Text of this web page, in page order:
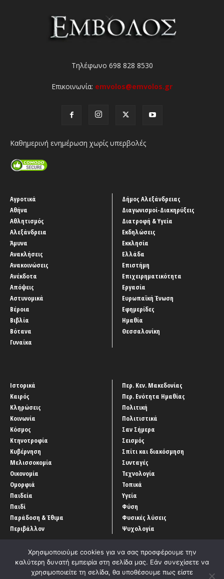
Τηλέφωνο 698 828 8530
Επικοινωνία: emvolos@emvolos.gr
Καθημερινή ενημέρωση χωρίς υπερβολές
Αγροτικά
Αθήνα
Αθλητισμός
Αλεξάνδρεια
Άμυνα
Ανακλήσεις
Ανακοινώσεις
Ανέκδοτα
Απόψεις
Αστυνομικά
Βέροια
Βιβλία
Βότανα
Γυναίκα
Δήμος Αλεξάνδρειας
Διαγωνισμοί-Διακηρύξεις
Διατροφή & Υγεία
Εκδηλώσεις
Εκκλησία
Ελλάδα
Επιστήμη
Επιχειρηματικότητα
Εργασία
Ευρωπαϊκή Ένωση
Εφημερίδες
Ημαθία
Θεσσαλονίκη
Ιστορικά
Καιρός
Κληρώσεις
Κοινωνία
Κόσμος
Κτηνοτροφία
Κυβέρνηση
Μελισσοκομία
Οικονομία
Ομορφιά
Παιδεία
Παιδί
Παράδοση & Έθιμα
Περιβάλλον
Περ. Κεν. Μακεδονίας
Περ. Ενότητα Ημαθίας
Πολιτική
Πολιτιστικά
Σαν Σήμερα
Σεισμός
Σπίτι και διακόσμηση
Συνταγές
Τεχνολογία
Τοπικά
Υγεία
Φύση
Φυσικές λύσεις
Ψυχολογία
Χρησιμοποιούμε cookies για να σας προσφέρουμε την
καλύτερη δυνατή εμπειρία στη σελίδα μας. Εάν συνεχίσετε να
χρησιμοποιείτε τη σελίδα, θα υποθέσουμε πως είστε